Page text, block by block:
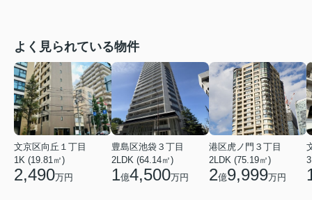
よく見られている物件
文京区向丘１丁目
1K (19.81㎡)
2,490万円
豊島区池袋３丁目
2LDK (64.14㎡)
1億4,500万円
港区虎ノ門３丁目
2LDK (75.19㎡)
2億9,999万円